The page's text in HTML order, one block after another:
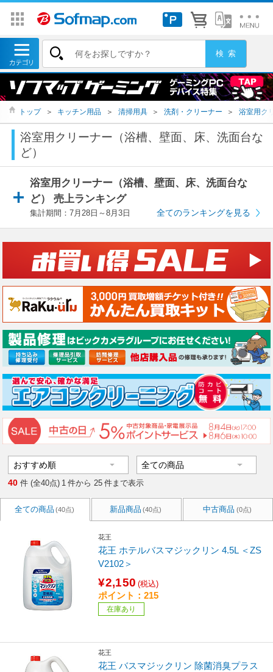
トップ ＞ キッチン用品 ＞ 清掃用具 ＞ 洗剤・クリーナー ＞ 浴室用ク
浴室用クリーナー（浴槽、壁面、床、洗面台な
ど）
浴室用クリーナー（浴槽、壁面、床、洗面台な
ど） 売上ランキング
集計期間：7月28日～8月3日 全てのランキングを見る
40 件 (全40点) 1 件から 25 件まで表示
全ての商品 (40点) 新品商品 (40点) 中古商品 (0点)
花王
花王 ホテルバスマジックリン 4.5L ＜ZS
V2102＞
¥2,150 (税込)
ポイント：215
在庫あり
花王
花王 バスマジックリン 除菌消臭プラス